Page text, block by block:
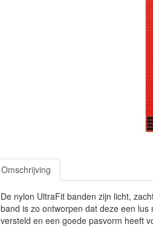
Omschrijving
De nylon UltraFit banden zijn licht,
band is zo ontworpen dat deze een
versteld en een goede pasvorm heeft